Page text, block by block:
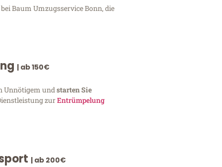
Baum Umzugsservice Bonn, die
| ab 150€
Unnötigem und starten Sie
zurEntrümpelung
| ab 200€